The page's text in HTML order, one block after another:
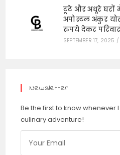
टूटे और अधूरे घरों
अपोस्टल अंकुर
रुपये देकर
SEPTEMBER 17, 2025 /
Newsletter
Be the first to know whenever
culinary adventure!